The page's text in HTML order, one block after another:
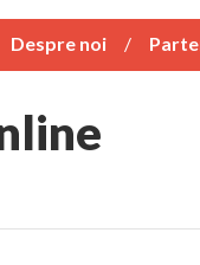
Despre noi